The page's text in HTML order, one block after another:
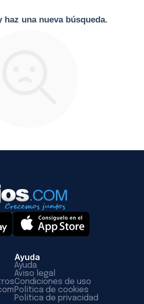
haz una nueva búsqueda.
Ayuda
Ayuda
Aviso legal
Condiciones de uso
Política de cookies
Política de privacidad